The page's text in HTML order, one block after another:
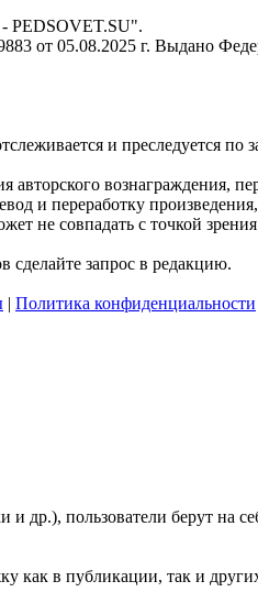
- PEDSOVET.SU".
05.08.2025 г. Выдано
и преследуется по
авторского
и переработку
не совпадать с точкой зрения
запрос в редакцию.
| Политика конфиденциальности
и др.), пользователи берут
как в публикации, так и